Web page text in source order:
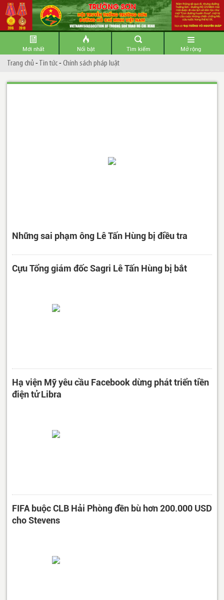
Mới nhất Nổi bật Tìm kiếm Mở rộng
Trang chủ -Tin tức-Chính sách pháp luật
Những sai phạm ông Lê Tấn Hùng bị điều tra
Cựu Tổng giám đốc Sagri Lê Tấn Hùng bị bắt
Hạ viện Mỹ yêu cầu Facebook dừng phát triển tiền
điện tử Libra
FIFA buộc CLB Hải Phòng đền bù hơn 200.000 USD
cho Stevens